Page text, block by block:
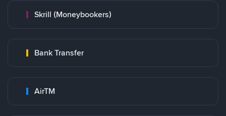
Skrill (Moneybookers)
Bank Transfer
AirTM